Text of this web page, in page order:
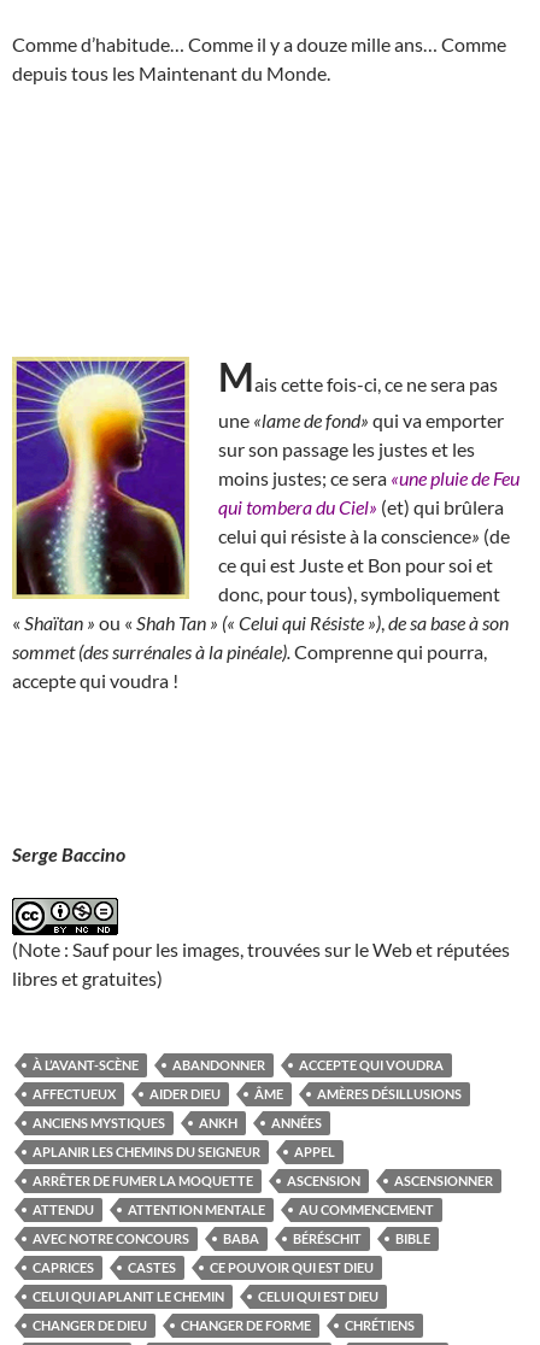
Comme d’habitude… Comme il y a douze mille ans… Comme
depuis tous les Maintenant du Monde.
Mais cette fois-ci, ce ne sera pas
une «lame de fond» qui va emporter
sur son passage les justes et les
moins justes; ce sera «une pluie de Feu
qui tombera du Ciel» (et) qui brûlera
celui qui résiste à la conscience» (de
ce qui est Juste et Bon pour soi et
donc, pour tous), symboliquement
« Shaïtan » ou « Shah Tan » (« Celui qui Résiste ») de sa base à son
sommet (des surrénales à la pinéale). Comprenne qui pourra,
accepte qui voudra !
Serge Baccino
(Note : Sauf pour les images, trouvées sur le Web et réputées
libres et gratuites)
À L’AVANT-SCÈNE ABANDONNER
ACCEPTE QUI VOUDRA
AFFECTUEUX
AIDER DIEU ÂME
AMÈRES DÉSILLUSIONS
ANCIENS MYSTIQUES
ANKH
ANNÉES
APLANIR LES CHEMINS DU SEIGNEUR
APPEL
ARRÊTER DE FUMER LA MOQUETTE
ASCENSION
ASCENSIONNER
ATTENDU
ATTENTION MENTALE
AU COMMENCEMENT
AVEC NOTRE CONCOURS
BABA BÉRÉSCHIT
BIBLE
CAPRICES
CASTES
CE POUVOIR QUI EST DIEU
CELUI QUI APLANIT LE CHEMIN
CELUI QUI EST DIEU
CHANGER DE DIEU
CHANGER DE FORME CHRÉTIENS